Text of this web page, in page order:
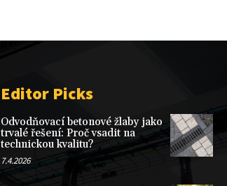
Editor Picks
Odvodňovací betonové žlaby jako
trvalé řešení: Proč vsadit na
technickou kvalitu?
7.4.2026